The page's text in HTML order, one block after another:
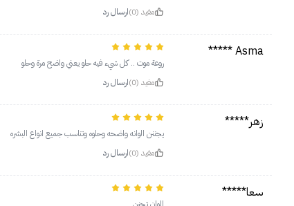
مفيد (0)
ارسال رد
Asma *****
روعة موت .. كل شيء فيه حلو يعني واضح مرة وحلو
مفيد (0)
ارسال رد
زهر*****
يجننن الوانه واضحه وحلوه وتناسب جميع انواع البشره
مفيد (0)
ارسال رد
سعا*****